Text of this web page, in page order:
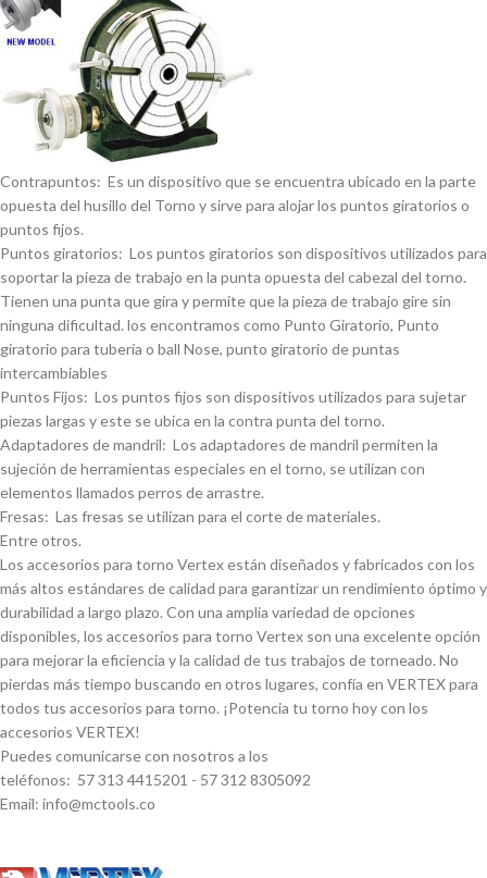
Contrapuntos: Es un dispositivo que se encuentra ubicado en la parte
opuesta del husillo del Torno y sirve para alojar los puntos giratorios o
puntos fijos.
Puntos giratorios: Los puntos giratorios son dispositivos utilizados para
soportar la pieza de trabajo en la punta opuesta del cabezal del torno.
Tienen una punta que gira y permite que la pieza de trabajo gire sin
ninguna dificultad. los encontramos como Punto Giratorio, Punto
giratorio para tuberí­a o ball Nose, punto giratorio de puntas
intercambiables
Puntos Fijos: Los puntos fijos son dispositivos utilizados para sujetar
piezas largas y este se ubica en la contra punta del torno.
Adaptadores de mandril: Los adaptadores de mandril permiten la
sujeción de herramientas especiales en el torno, se utilizan con
elementos llamados perros de arrastre.
Fresas: Las fresas se utilizan para el corte de materiales.
Entre otros.
Los accesorios para torno Vertex están diseñados y fabricados con los
más altos estándares de calidad para garantizar un rendimiento óptimo y
durabilidad a largo plazo. Con una amplia variedad de opciones
disponibles, los accesorios para torno Vertex son una excelente opción
para mejorar la eficiencia y la calidad de tus trabajos de torneado. No
pierdas más tiempo buscando en otros lugares, confí­a en VERTEX para
todos tus accesorios para torno. ¡Potencia tu torno hoy con los
accesorios VERTEX!
Puedes comunicarse con nosotros a los
teléfonos: 57 313 4415201 - 57 312 8305092
Email: info@mctools.co